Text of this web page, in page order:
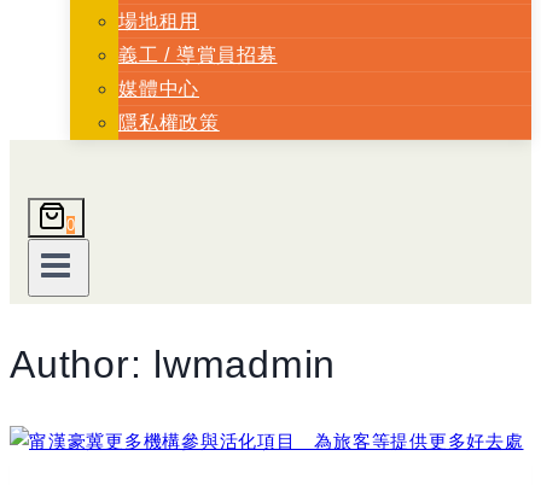
場地租用
義⼯ / 導賞員招募
媒體中心
隱私權政策
0
Author: lwmadmin